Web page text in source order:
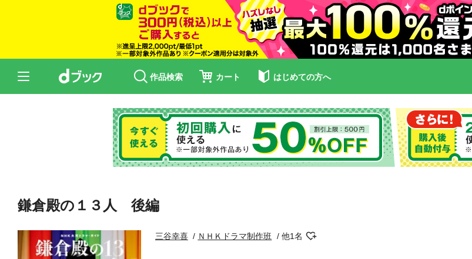
作品検索 カート はじめての方へ
鎌倉殿の１３人 後編
三谷幸喜 ＮＨＫドラマ制作班 他1名